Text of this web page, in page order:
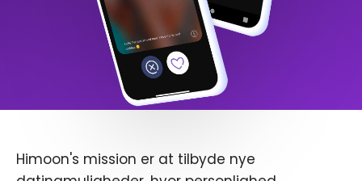
Himoon's mission er at tilbyde nye